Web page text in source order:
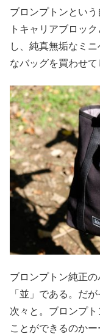
ブロンプトンとい
トキャリアブロッ
し、純真無垢なミ
なバッグを買わせて
ブロンプトン純正
「並」である。だ
次々と。ブロンプ
ことができるのかー